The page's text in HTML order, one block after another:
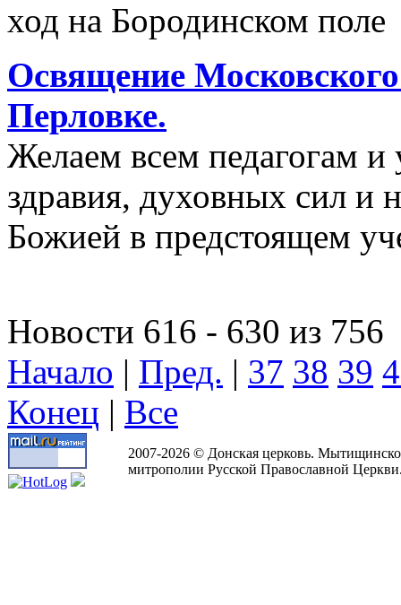
ход на Бородинском поле
Освящение
Перловке.
Желаем всем педагогам
здравия, духовных сил
Божией в предстоящем
Новости 616 - 630 из 756
Начало | Пред. | 37 38 39
Конец | Все
2007-2026 © Донская церковь.
митрополии Русской Православной